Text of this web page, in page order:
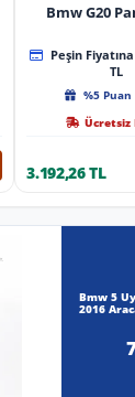
Bmw G20
Peşin
TL
%5 Puan
Ücretsiz
3.192,26 TL
Bmw 5
2016